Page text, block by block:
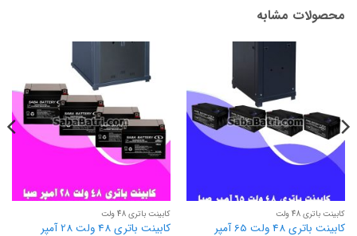
محصولات مشابه
کابینت باتری 48 ولت
کابینت باتری 48 ولت 65 آمپر
کابینت باتری 48 ولت
کابینت باتری 48 ولت 28 آمپر